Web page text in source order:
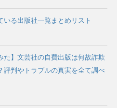
いる出版社一覧まとめリスト
た】文芸社の自費出版は何故詐欺
評判やトラブルの真実を全て調べ